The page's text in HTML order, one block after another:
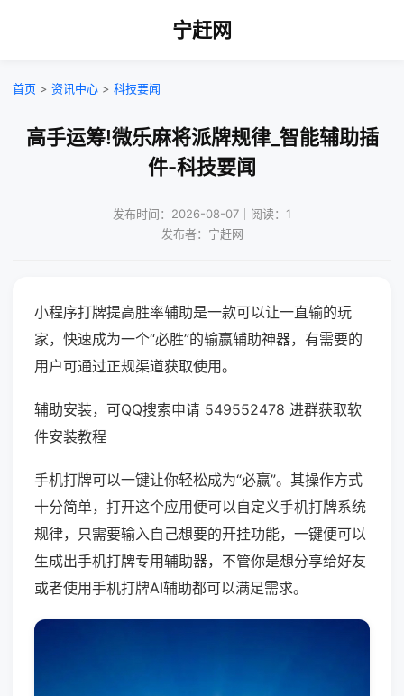
宁赶网
首页 > 资讯中心 > 科技要闻
高手运筹!微乐麻将派牌规律_智能辅助插
件-科技要闻
发布时间：2026-08-07｜阅读：1
发布者：宁赶网
小程序打牌提高胜率辅助是一款可以让一直输的玩
家，快速成为一个“必胜”的输赢辅助神器，有需要的
用户可通过正规渠道获取使用。
辅助安装，可QQ搜索申请 549552478 进群获取软
件安装教程
手机打牌可以一键让你轻松成为“必赢”。其操作方式
十分简单，打开这个应用便可以自定义手机打牌系统
规律，只需要输入自己想要的开挂功能，一键便可以
生成出手机打牌专用辅助器，不管你是想分享给好友
或者使用手机打牌AI辅助都可以满足需求。